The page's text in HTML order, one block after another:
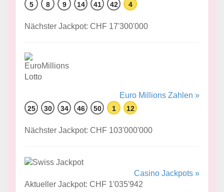
5 8 9 14 41 42 4
Nächster Jackpot: CHF 17'300'000
Euro Millions Zahlen »
25 30 34 46 50 1 12
Nächster Jackpot: CHF 103'000'000
Casino Jackpots »
Aktueller Jackpot: CHF 1'035'942